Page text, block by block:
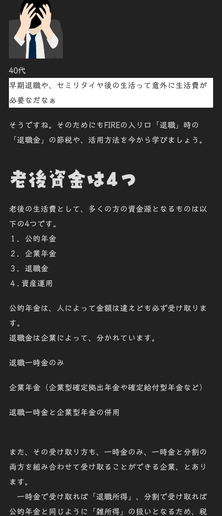
40代
早期退職や、セミリタイヤ後の生活って意外に生活費が
必要なだなぁ
そうですね。そのためにもFIREの入り口「 退職 」時の
「 退職金 」の節税や、活用方法を今から学びましょう。
老後資金は4つ
老後の生活費として、多くの方の資金源となるものは以
下の4つ です。
１．公的年金
２．企業年金
３．退職金
４. 資産運用
公的年金は、人によって金額は違えども必ず受け取りま
す。
退職金は企業によって、分かれています。
退職一時金のみ
企業年金 （企業型確定拠出年金や確定給付型年金など）
退職一時金と企業型年金の併用
また、その受け取り方も、 一時金のみ、 一時金と分割の
両方を組み合わせて受け取ることができる企業、とあり
ます。
一時金で受け取れば「 退職所得 」、分割で受け取れば
公的年金と同じように「 雑所得 」の扱いとなるため、税